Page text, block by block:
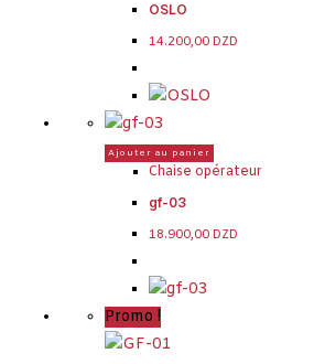
OSLO
14.200,00 DZD
Ajouter au panier
Chaise opérateur
gf-03
18.900,00 DZD
Promo !